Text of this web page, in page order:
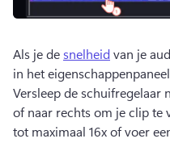
Als je de snelheid van je
Versleep de schuifregelaar
of naar rechts om je clip te
tot maximaal 16x of voer